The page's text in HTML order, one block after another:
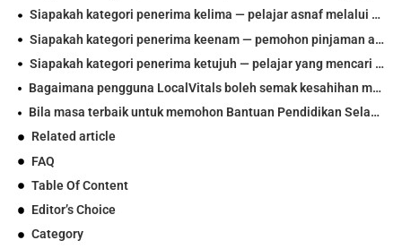
Siapakah kategori penerima kelima — pelajar asnaf melalui bantuan pendidikan zakat Selangor?
Siapakah kategori penerima keenam — pemohon pinjaman atau tajaan Yayasan Selangor?
Siapakah kategori penerima ketujuh — pelajar yang mencari penajaan/bantuan selain Selangor?
Bagaimana pengguna LocalVitals boleh semak kesahihan maklumat Bantuan Pendidikan Selangor sebelum mohon?
Bila masa terbaik untuk memohon Bantuan Pendidikan Selangor supaya tidak terlepas tarikh penting?
Related article
FAQ
Table Of Content
Editor’s Choice
Category